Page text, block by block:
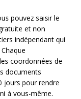
pouvez saisir le
et non
indépendant qui
coordonnées de
documents
jours pour rendre
à vous-même.